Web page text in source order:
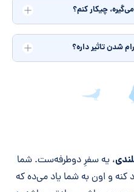
چیکار کنم؟
شدن تاثیر داره؟
، یه سفرِ دوطرفه‌ست. شما
کنه و اون به شما یاد می‌ده که